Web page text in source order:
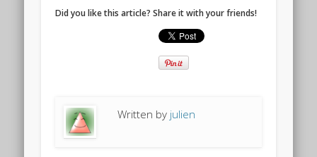
Did you like this article? Share it with your friends!
Written by julien